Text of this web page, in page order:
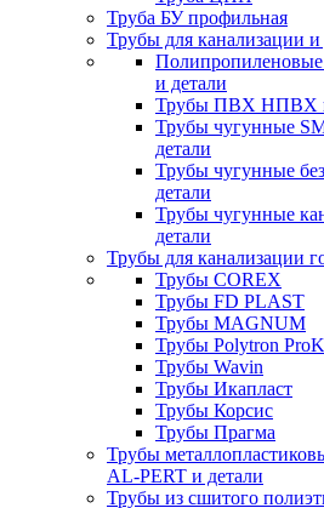
Труба БУ профильная
Трубы для канализации и
и детали
Трубы ПВХ НПВХ
Трубы чугунные
детали
Трубы чугунные
детали
Трубы чугунные
детали
Трубы для канализации
Трубы COREX
Трубы FD PLAST
Трубы MAGNUM
Трубы Polytron
Трубы Wavin
Трубы Икапласт
Трубы Корсис
Трубы Прагма
Трубы
AL-PERT и детали
Трубы из сшитого